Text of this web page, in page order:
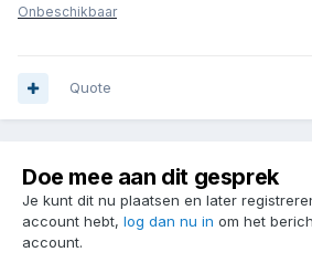
Onbeschikbaar
Quote
Doe mee aan dit gesprek
Je kunt dit nu plaatsen en later
account hebt, log dan nu in om het
account.